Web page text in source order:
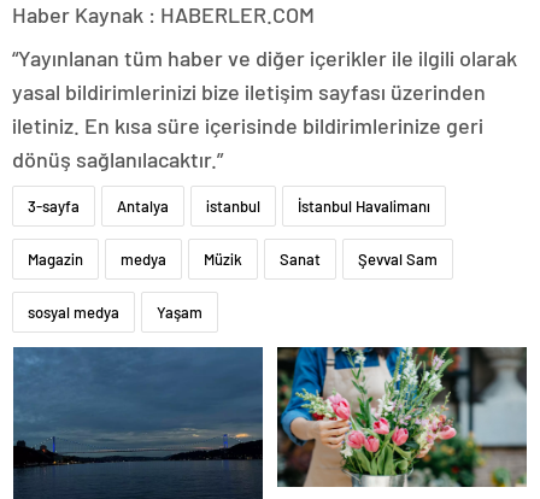
Haber Kaynak : HABERLER.COM
“Yayınlanan tüm haber ve diğer içerikler ile ilgili olarak
yasal bildirimlerinizi bize iletişim sayfası üzerinden
iletiniz. En kısa süre içerisinde bildirimlerinize geri
dönüş sağlanılacaktır.”
3-sayfa Antalya istanbul İstanbul Havalimanı
Magazin medya Müzik Sanat Şevval Sam
sosyal medya Yaşam